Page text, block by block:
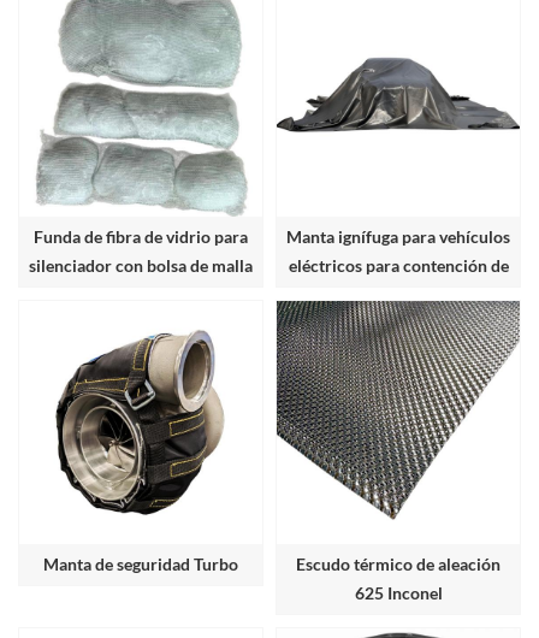
Funda de fibra de vidrio para
silenciador con bolsa de malla
Manta ignífuga para vehículos
eléctricos para contención de
vehículos eléctricos y
automóviles
Manta de seguridad Turbo
Escudo térmico de aleación
625 Inconel